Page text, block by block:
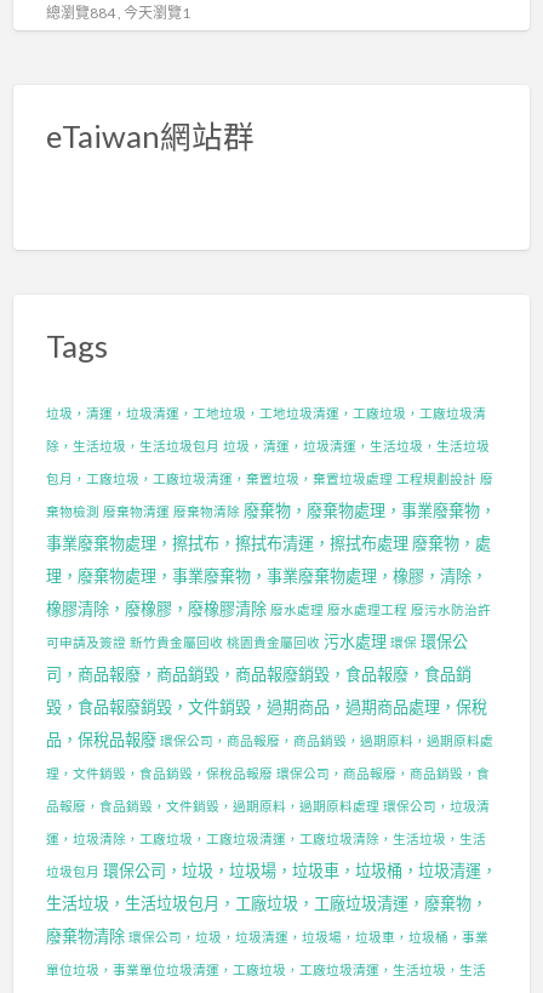
總瀏覽884 , 今天瀏覽1
eTaiwan網站群
Tags
垃圾，清運，垃圾清運，工地垃圾，工地垃圾清運，工廠垃圾，工廠垃圾清
除，生活垃圾，生活垃圾包月 垃圾，清運，垃圾清運，生活垃圾，生活垃圾
包月，工廠垃圾，工廠垃圾清運，棄置垃圾，棄置垃圾處理 工程規劃設計 廢
棄物檢測 廢棄物清運 廢棄物清除 廢棄物，廢棄物處理，事業廢棄物，
事業廢棄物處理，擦拭布，擦拭布清運，擦拭布處理 廢棄物，處
理，廢棄物處理，事業廢棄物，事業廢棄物處理，橡膠，清除，
橡膠清除，廢橡膠，廢橡膠清除 廢水處理 廢水處理工程 廢污水防治許
可申請及簽證 新竹貴金屬回收 桃園貴金屬回收 污水處理 環保 環保公
司，商品報廢，商品銷毀，商品報廢銷毀，食品報廢，食品銷
毀，食品報廢銷毀，文件銷毀，過期商品，過期商品處理，保稅
品，保稅品報廢 環保公司，商品報廢，商品銷毀，過期原料，過期原料處
理，文件銷毀，食品銷毀，保稅品報廢 環保公司，商品報廢，商品銷毀，食
品報廢，食品銷毀，文件銷毀，過期原料，過期原料處理 環保公司，垃圾清
運，垃圾清除，工廠垃圾，工廠垃圾清運，工廠垃圾清除，生活垃圾，生活
垃圾包月 環保公司，垃圾，垃圾場，垃圾車，垃圾桶，垃圾清運，
生活垃圾，生活垃圾包月，工廠垃圾，工廠垃圾清運，廢棄物，
廢棄物清除 環保公司，垃圾，垃圾清運，垃圾場，垃圾車，垃圾桶，事業
單位垃圾，事業單位垃圾清運，工廠垃圾，工廠垃圾清運，生活垃圾，生活